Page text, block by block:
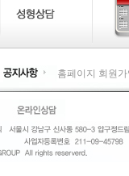
홈페이지 회원